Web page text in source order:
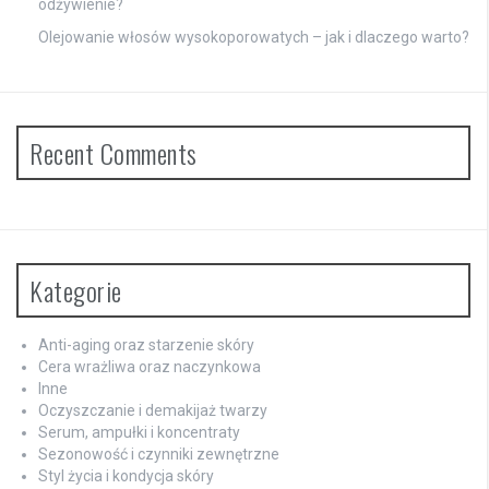
odżywienie?
Olejowanie włosów wysokoporowatych – jak i dlaczego warto?
Recent Comments
Kategorie
Anti-aging oraz starzenie skóry
Cera wrażliwa oraz naczynkowa
Inne
Oczyszczanie i demakijaż twarzy
Serum, ampułki i koncentraty
Sezonowość i czynniki zewnętrzne
Styl życia i kondycja skóry